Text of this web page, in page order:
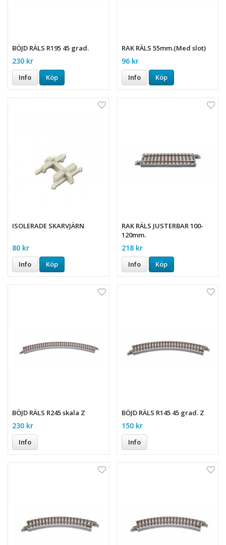
BÖJD RÄLS R195 45 grad.
230 kr
Info Köp
RAK RÄLS 55mm.(Med slot)
96 kr
Info Köp
ISOLERADE SKARVJÄRN
80 kr
Info Köp
RAK RÄLS JUSTERBAR 100-
120mm.
218 kr
Info Köp
BÖJD RÄLS R245 skala Z
230 kr
Info
BÖJD RÄLS R145 45 grad. Z
150 kr
Info